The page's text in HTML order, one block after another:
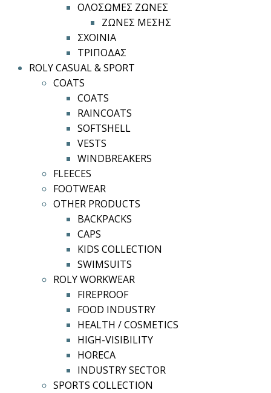
ΟΛΟΣΩΜΕΣ ΖΩΝΕΣ
ΖΩΝΕΣ ΜΕΣΗΣ
ΣΧΟΙΝΙΑ
ΤΡΙΠΟΔΑΣ
ROLY CASUAL & SPORT
COATS
COATS
RAINCOATS
SOFTSHELL
VESTS
WINDBREAKERS
FLEECES
FOOTWEAR
OTHER PRODUCTS
BACKPACKS
CAPS
KIDS COLLECTION
SWIMSUITS
ROLY WORKWEAR
FIREPROOF
FOOD INDUSTRY
HEALTH / COSMETICS
HIGH-VISIBILITY
HORECA
INDUSTRY SECTOR
SPORTS COLLECTION